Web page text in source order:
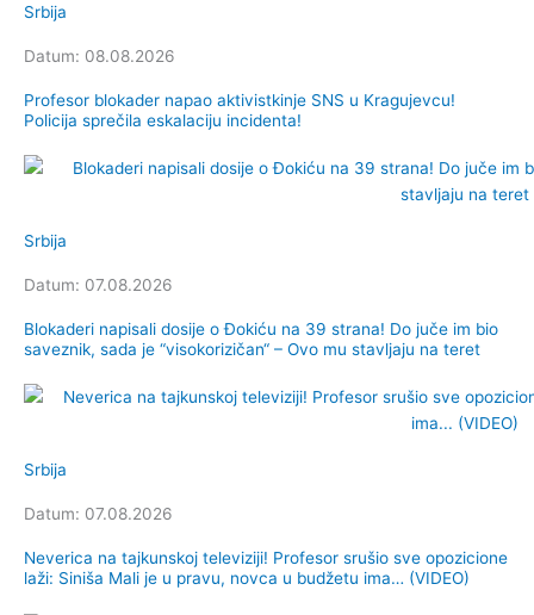
Srbija
Datum: 08.08.2026
Profesor blokader napao aktivistkinje SNS u Kragujevcu!
Policija sprečila eskalaciju incidenta!
Srbija
Datum: 07.08.2026
Blokaderi napisali dosije o Đokiću na 39 strana! Do juče im bio
saveznik, sada je “visokorizičan“ – Ovo mu stavljaju na teret
Srbija
Datum: 07.08.2026
Neverica na tajkunskoj televiziji! Profesor srušio sve opozicione
laži: Siniša Mali je u pravu, novca u budžetu ima… (VIDEO)